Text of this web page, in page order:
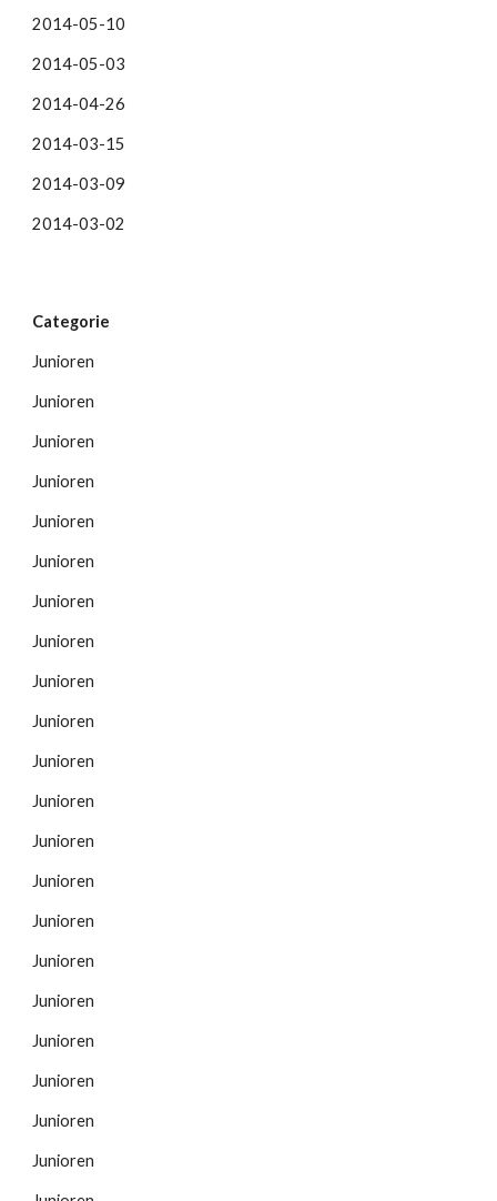
2014-05-10
2014-05-03
2014-04-26
2014-03-15
2014-03-09
2014-03-02
Categorie
Junioren
Junioren
Junioren
Junioren
Junioren
Junioren
Junioren
Junioren
Junioren
Junioren
Junioren
Junioren
Junioren
Junioren
Junioren
Junioren
Junioren
Junioren
Junioren
Junioren
Junioren